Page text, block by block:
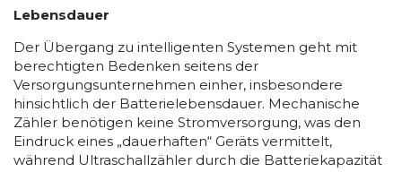
Lebensdauer
Der Übergang zu intelligenten Systemen geht mit
berechtigten Bedenken seitens der
Versorgungsunternehmen einher, insbesondere
hinsichtlich der Batterielebensdauer. Mechanische
Zähler benötigen keine Stromversorgung, was den
Eindruck eines „dauerhaften“ Geräts vermittelt,
während Ultraschallzähler durch die Batteriekapazität